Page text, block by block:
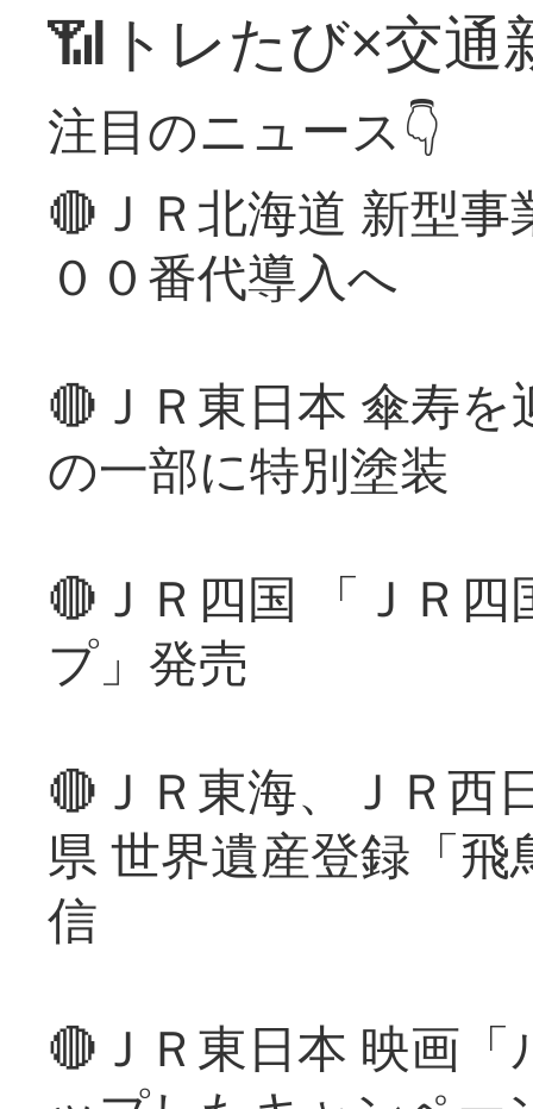
📶トレたび×交通
注目のニュース👇
🔴ＪＲ北海道 新型
００番代導入へ
🔴ＪＲ東日本 傘寿
の一部に特別塗装
🔴ＪＲ四国 「ＪＲ
プ」発売
🔴ＪＲ東海、ＪＲ西
県 世界遺産登録「
信
🔴ＪＲ東日本 映画